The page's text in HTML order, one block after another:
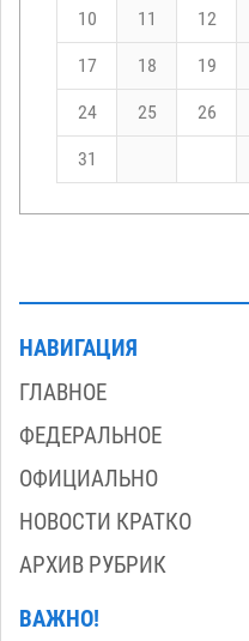
10 11 12
17 18 19
24 25 26
31
НАВИГАЦИЯ
ГЛАВНОЕ
ФЕДЕРАЛЬНОЕ
ОФИЦИАЛЬНО
НОВОСТИ КРАТКО
АРХИВ РУБРИК
ВАЖНО!